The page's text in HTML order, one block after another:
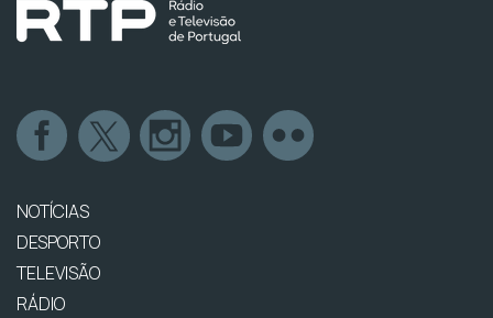
NOTÍCIAS
DESPORTO
TELEVISÃO
RÁDIO